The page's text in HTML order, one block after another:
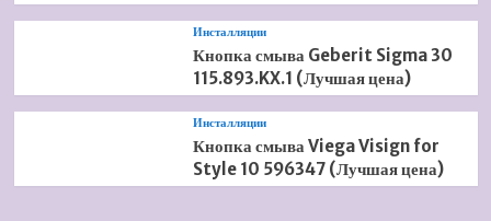
Инсталляции
Кнопка смыва Geberit Sigma 30
115.893.KX.1 (Лучшая цена)
Инсталляции
Кнопка смыва Viega Visign for
Style 10 596347 (Лучшая цена)